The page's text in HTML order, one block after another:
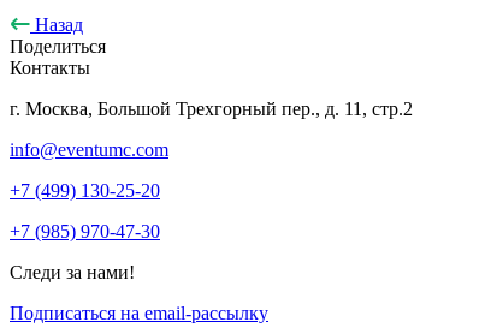
Назад
Поделиться
Контакты
г. Москва, Большой Трехгорный пер., д. 11, стр.2
info@eventumc.com
+7 (499) 130-25-20
+7 (985) 970-47-30
Следи за нами!
Подписаться на email-рассылку